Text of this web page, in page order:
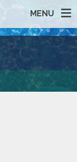
MENU